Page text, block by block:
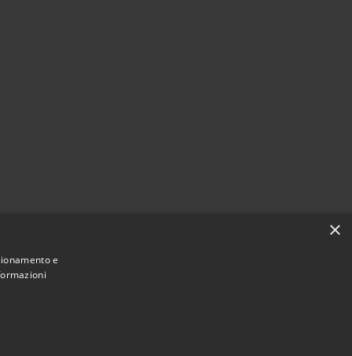
×
e